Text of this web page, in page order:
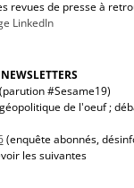
revues de presse à
LinkedIn
#Sesame19)
de l'oeuf ;
(enquête abonnés,
les suivantes